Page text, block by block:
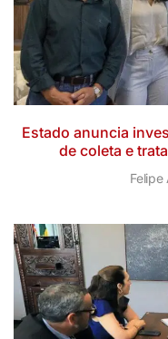
Estado anuncia
de coleta e
Felipe